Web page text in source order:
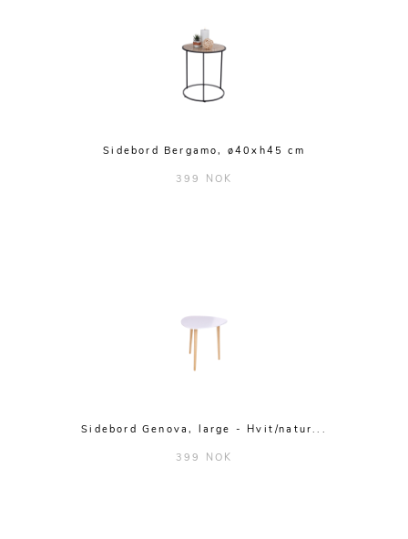
Sidebord Bergamo, ø40xh45 cm
399 NOK
Sidebord Genova, large - Hvit/natur...
399 NOK